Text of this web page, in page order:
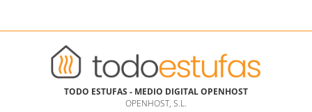
TODO ESTUFAS - MEDIO DIGITAL OPENHOST
OPENHOST, S.L.